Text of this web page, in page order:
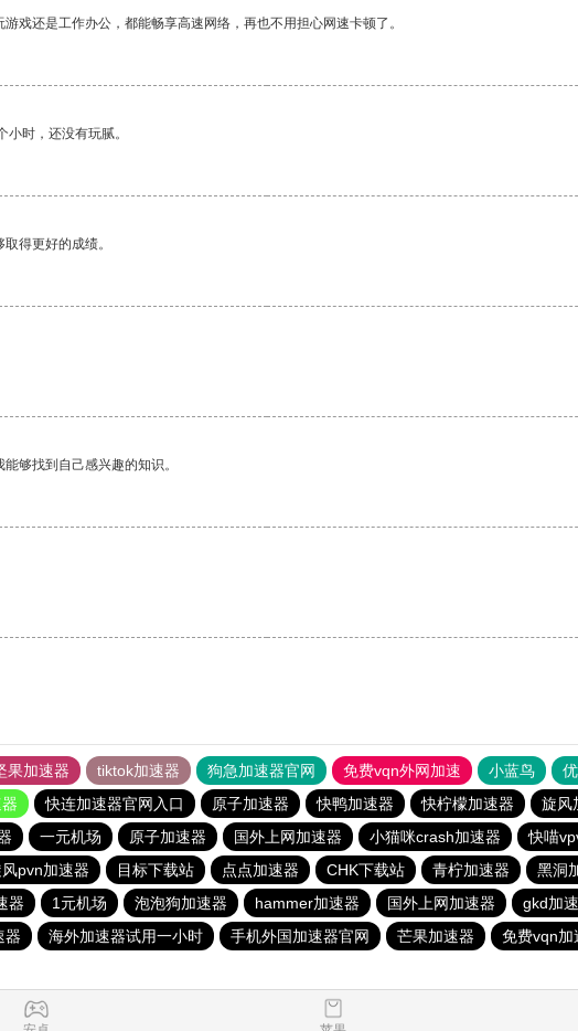
戏还是工作办公，都能畅享高速网络，再也不用担心网速卡顿了。
时，还没有玩腻。
得更好的成绩。
够找到自己感兴趣的知识。
果加速器 tiktok加速器 狗急加速器官网 免费vqn外网加速 小蓝鸟
快连加速器官网入口 原子加速器 快鸭加速器 快柠檬加速器 旋风
一元机场 原子加速器 国外上网加速器 小猫咪crash加速器 快喵
pvn加速器 目标下载站 点点加速器 CHK下载站 青柠加速器 黑洞
器 1元机场 泡泡狗加速器 hammer加速器 国外上网加速器 gkd加
器 海外加速器试用一小时 手机外国加速器官网 芒果加速器 免费vqn加